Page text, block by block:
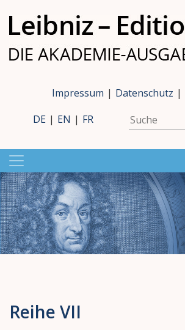
Impressum | Datenschutz |
DE | EN | FR
Reihe VII